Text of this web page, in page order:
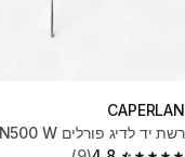
CAPERLAN
רשת יד לדיג פורלים RN500 W